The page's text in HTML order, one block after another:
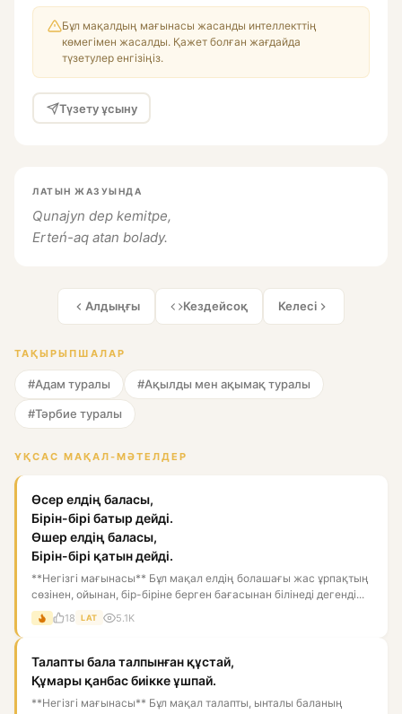
Бұл мақалдың мағынасы жасанды интеллекттің
көмегімен жасалды. Қажет болған жағдайда
түзетулер енгізіңіз.
Түзету ұсыну
ЛАТЫН ЖАЗУЫНДА
Qunajyn dep kemitpe,
Erteń-aq atan bolady.
Алдыңғы Кездейсоқ Келесі
ТАҚЫРЫПШАЛАР
#Адам туралы #Ақылды мен ақымақ туралы
#Тәрбие туралы
ҰҚСАС МАҚАЛ-МӘТЕЛДЕР
Өсер елдің баласы,
Бірін-бірі батыр дейді.
Өшер елдің баласы,
Бірін-бірі қатын дейді.
**Негізгі мағынасы** Бұл мақал елдің болашағы жас ұрпақтың
сөзінен, ойынан, бір-біріне берген бағасынан білінеді дегенді...
18 LAT 5.1K
Талапты бала талпынған құстай,
Құмары қанбас биікке ұшпай.
**Негізгі мағынасы** Бұл мақал талапты, ынталы баланың